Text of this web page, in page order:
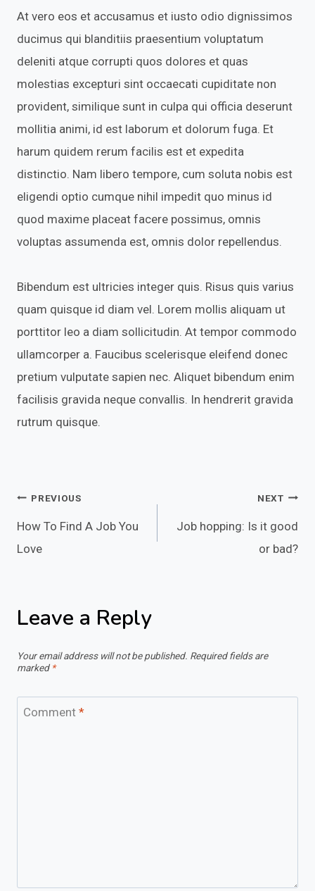
At vero eos et accusamus et iusto odio dignissimos
ducimus qui blanditiis praesentium voluptatum
deleniti atque corrupti quos dolores et quas
molestias excepturi sint occaecati cupiditate non
provident, similique sunt in culpa qui officia deserunt
mollitia animi, id est laborum et dolorum fuga. Et
harum quidem rerum facilis est et expedita
distinctio. Nam libero tempore, cum soluta nobis est
eligendi optio cumque nihil impedit quo minus id
quod maxime placeat facere possimus, omnis
voluptas assumenda est, omnis dolor repellendus.
Bibendum est ultricies integer quis. Risus quis varius
quam quisque id diam vel. Lorem mollis aliquam ut
porttitor leo a diam sollicitudin. At tempor commodo
ullamcorper a. Faucibus scelerisque eleifend donec
pretium vulputate sapien nec. Aliquet bibendum enim
facilisis gravida neque convallis. In hendrerit gravida
rutrum quisque.
Post
navigation
PREVIOUS
How To Find A Job You
Love
NEXT
Job hopping: Is it good
or bad?
Leave a Reply
Your email address will not be published. Required fields are
marked *
Comment *